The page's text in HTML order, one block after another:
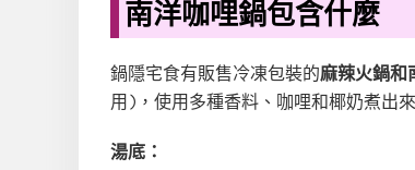
南洋咖哩鍋包含什麼
鍋隱宅食有販售冷凍包裝的麻辣火鍋和
用 )，使用多種香料、咖哩和椰奶煮出
湯底：